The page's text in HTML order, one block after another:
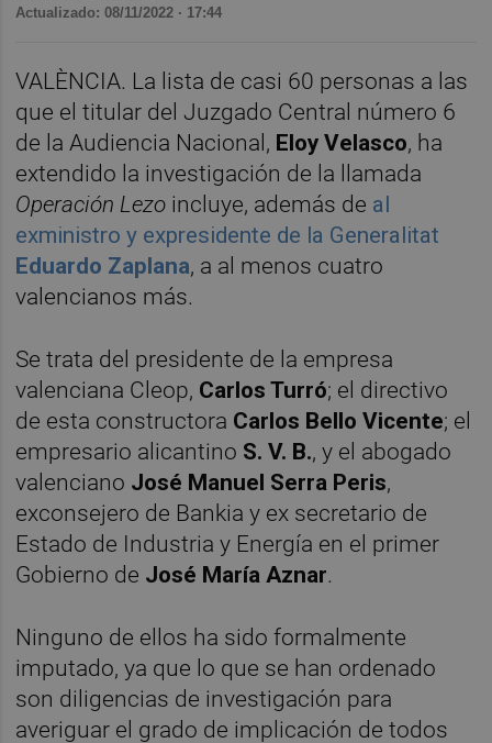
Actualizado: 08/11/2022 · 17:44
VALÈNCIA. La lista de casi 60 personas a las
que el titular del Juzgado Central número 6
de la Audiencia Nacional, Eloy Velasco, ha
extendido la investigación de la llamada
Operación Lezo incluye, además de al
exministro y expresidente de la Generalitat
Eduardo Zaplana, a al menos cuatro
valencianos más.
Se trata del presidente de la empresa
valenciana Cleop, Carlos Turró; el directivo
de esta constructora Carlos Bello Vicente; el
empresario alicantino S. V. B., y el abogado
valenciano José Manuel Serra Peris,
exconsejero de Bankia y ex secretario de
Estado de Industria y Energía en el primer
Gobierno de José María Aznar.
Ninguno de ellos ha sido formalmente
imputado, ya que lo que se han ordenado
son diligencias de investigación para
averiguar el grado de implicación de todos